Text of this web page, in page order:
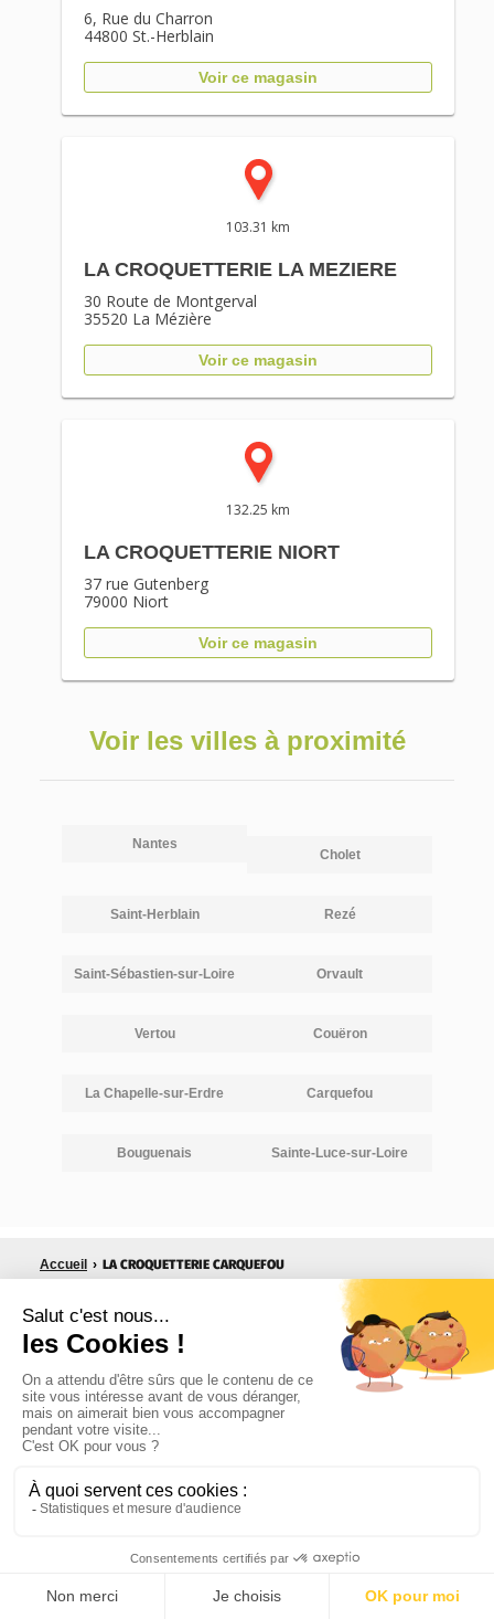
6, Rue du Charron
44800 St.-Herblain
Voir ce magasin
103.31 km
LA CROQUETTERIE LA MEZIERE
30 Route de Montgerval
35520 La Mézière
Voir ce magasin
132.25 km
LA CROQUETTERIE NIORT
37 rue Gutenberg
79000 Niort
Voir ce magasin
Voir les villes à proximité
Nantes
Cholet
Saint-Herblain Rezé
Saint-Sébastien-sur-Loire Orvault
Vertou Couëron
La Chapelle-sur-Erdre Carquefou
Bouguenais Sainte-Luce-sur-Loire
Accueil › LA CROQUETTERIE CARQUEFOU
UNE ALIMENTATION OPTIMALE
sans OGM ni conservateurs
PAIEMENT SÉCURISÉ
Retrait en magasin-conseil ou livraison où
vous souhaitez
ÉCOUTE
Une équipe formée en Nutrition et